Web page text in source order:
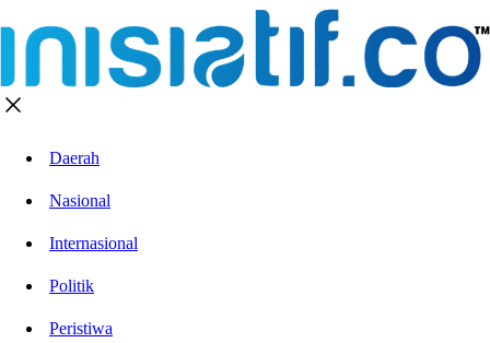
Daerah
Nasional
Internasional
Politik
Peristiwa